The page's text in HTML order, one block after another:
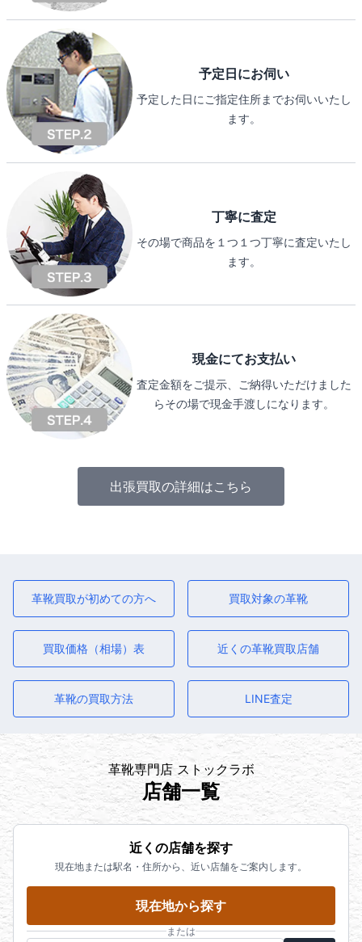
予定日にお伺い
予定した日にご指定住所までお伺いいたし
ます。
丁寧に査定
その場で商品を１つ１つ丁寧に査定いたし
ます。
現金にてお支払い
査定金額をご提示、ご納得いただけました
らその場で現金手渡しになります。
出張買取の詳細はこちら
革靴買取が初めての方へ 買取対象の革靴
買取価格（相場）表 近くの革靴買取店舗
革靴の買取方法 LINE査定
革靴専門店 ストックラボ
店舗一覧
近くの店舗を探す
現在地または駅名・住所から、近い店舗をご案内します。
現在地から探す
または